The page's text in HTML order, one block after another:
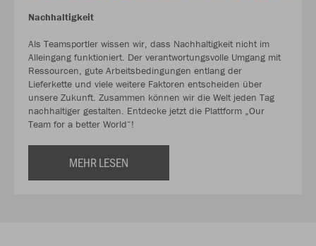
Nachhaltigkeit
Als Teamsportler wissen wir, dass Nachhaltigkeit nicht im
Alleingang funktioniert. Der verantwortungsvolle Umgang mit
Ressourcen, gute Arbeitsbedingungen entlang der
Lieferkette und viele weitere Faktoren entscheiden über
unsere Zukunft. Zusammen können wir die Welt jeden Tag
nachhaltiger gestalten. Entdecke jetzt die Plattform „Our
Team for a better World“!
MEHR LESEN